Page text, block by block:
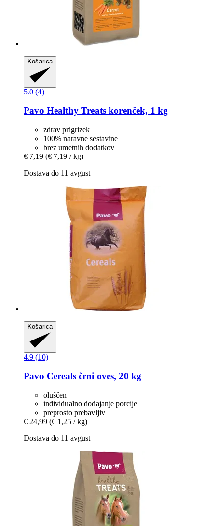
Košarica
5.0 (4)
Pavo Healthy Treats korenček, 1 kg
zdrav prigrizek
100% naravne sestavine
brez umetnih dodatkov
€ 7,19 (€ 7,19 / kg)
Dostava do 11 avgust
Košarica
4.9 (10)
Pavo Cereals črni oves, 20 kg
oluščen
individualno dodajanje porcije
preprosto prebavljiv
€ 24,99 (€ 1,25 / kg)
Dostava do 11 avgust